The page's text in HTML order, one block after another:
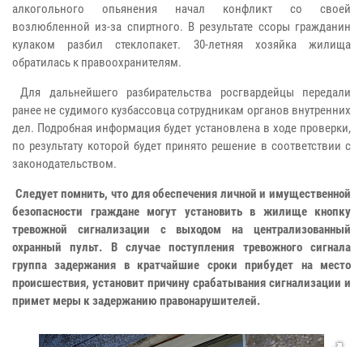
алкогольного опьянения начал конфликт со своей
возлюбленной из-за спиртного. В результате ссоры гражданин
кулаком разбил стеклопакет. 30-летняя хозяйка жилища
обратилась к правоохранителям.
Для дальнейшего разбирательства росгвардейцы передали
ранее не судимого кузбассовца сотрудникам органов внутренних
дел. Подробная информация будет установлена в ходе проверки,
по результату которой будет принято решение в соответствии с
законодательством.
Следует помнить, что для обеспечения личной и имущественной
безопасности граждане могут установить в жилище кнопку
тревожной сигнализации с выходом на централизованный
охранный пульт. В случае поступления тревожного сигнала
группа задержания в кратчайшие сроки прибудет на место
происшествия, установит причину срабатывания сигнализации и
примет меры к задержанию правонарушителей.